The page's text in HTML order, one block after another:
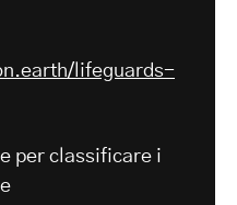
lifeguards-
per classificare i